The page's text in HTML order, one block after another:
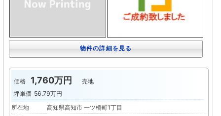
物件の詳細を見る
価格 1,760万円
売地
坪単価 56.79万円
所在地
高知県高知市 一ツ橋町1丁目